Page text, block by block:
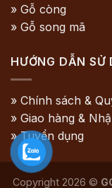
» Gỗ còng
» Gỗ song mã
HƯỚNG DẪN SỬ
» Chính sách &
» Giao hàng &
» Tuyển dụng
Copyright 2026 ©